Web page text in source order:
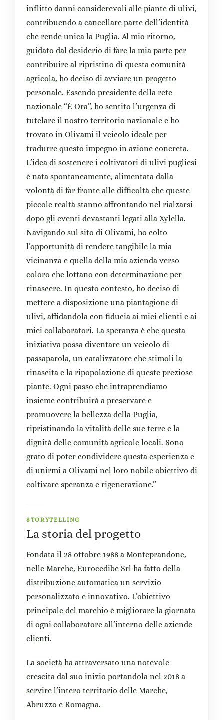
inflitto danni considerevoli alle piante di ulivi,
contribuendo a cancellare parte dell’identità
che rende unica la Puglia. Al mio ritorno,
guidato dal desiderio di fare la mia parte per
contribuire al ripristino di questa comunità
agricola, ho deciso di avviare un progetto
personale. Essendo presidente della rete
nazionale “È Ora”, ho sentito l’urgenza di
tutelare il nostro territorio nazionale e ho
trovato in Olivami il veicolo ideale per
tradurre questo impegno in azione concreta.
L’idea di sostenere i coltivatori di ulivi pugliesi
è nata spontaneamente, alimentata dalla
volontà di far fronte alle difficoltà che queste
piccole realtà stanno affrontando nel rialzarsi
dopo gli eventi devastanti legati alla Xylella.
Navigando sul sito di Olivami, ho colto
l’opportunità di rendere tangibile la mia
vicinanza e quella della mia azienda verso
coloro che lottano con determinazione per
rinascere. In questo contesto, ho deciso di
mettere a disposizione una piantagione di
ulivi, affidandola con fiducia ai miei clienti e ai
miei collaboratori. La speranza è che questa
iniziativa possa diventare un veicolo di
passaparola, un catalizzatore che stimoli la
rinascita e la ripopolazione di queste preziose
piante. Ogni passo che intraprendiamo
insieme contribuirà a preservare e
promuovere la bellezza della Puglia,
ripristinando la vitalità delle sue terre e la
dignità delle comunità agricole locali. Sono
grato di poter condividere questa esperienza e
di unirmi a Olivami nel loro nobile obiettivo di
coltivare speranza e rigenerazione.”
STORYTELLING
La storia del progetto
Fondata il 28 ottobre 1988 a Monteprandone,
nelle Marche, Eurocedibe Srl ha fatto della
distribuzione automatica un servizio
personalizzato e innovativo. L’obiettivo
principale del marchio è migliorare la giornata
di ogni collaboratore all’interno delle aziende
clienti.
La società ha attraversato una notevole
crescita dal suo inizio portandola nel 2018 a
servire l’intero territorio delle Marche,
Abruzzo e Romagna.